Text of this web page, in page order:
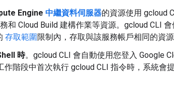
Engine 中繼資料伺服器的資源使用 gcloud
和 Cloud Build 建構作業等資源。gcloud CLI
存取範圍限制內，存取與該服務帳戶相同的資源
時。gcloud CLI 會自動使用您登入 Google
作階段中首次執行 gcloud CLI 指令時，系統會